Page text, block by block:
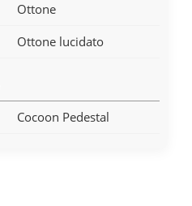
Ottone
Ottone lucidato
Cocoon Pedestal